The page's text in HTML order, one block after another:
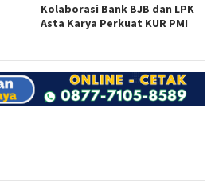
Kolaborasi Bank BJB dan LPK
Asta Karya Perkuat KUR PMI